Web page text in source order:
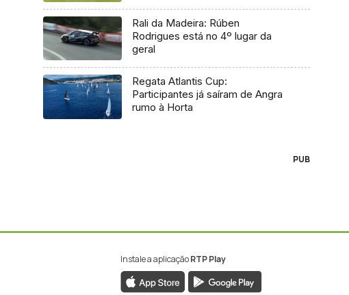
Rali da Madeira: Rúben
Rodrigues está no 4º lugar da
geral
Regata Atlantis Cup:
Participantes já saíram de Angra
rumo à Horta
PUB
Instale a aplicaçãoRTP Play